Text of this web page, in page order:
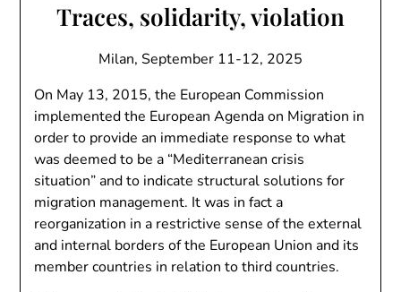
Traces, solidarity, violation
Milan, September 11-12, 2025
On May 13, 2015, the European Commission
implemented the European Agenda on Migration in
order to provide an immediate response to what
was deemed to be a “Mediterranean crisis
situation” and to indicate structural solutions for
migration management. It was in fact a
reorganization in a restrictive sense of the external
and internal borders of the European Union and its
member countries in relation to third countries.